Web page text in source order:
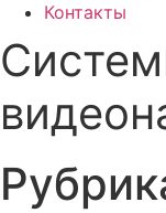
Контакты